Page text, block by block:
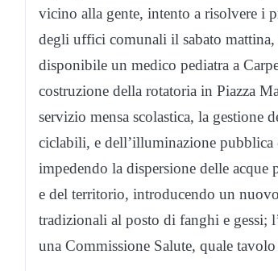
vicino alla gente, intento a risolvere i
degli uffici comunali il sabato
disponibile un medico pediatra a
costruzione della rotatoria in Piazza
servizio mensa scolastica, la gestione
ciclabili, e dell’illuminazione pubblica
impedendo la dispersione delle acque
e del territorio, introducendo un
tradizionali al posto di fanghi e gessi;
una Commissione Salute, quale